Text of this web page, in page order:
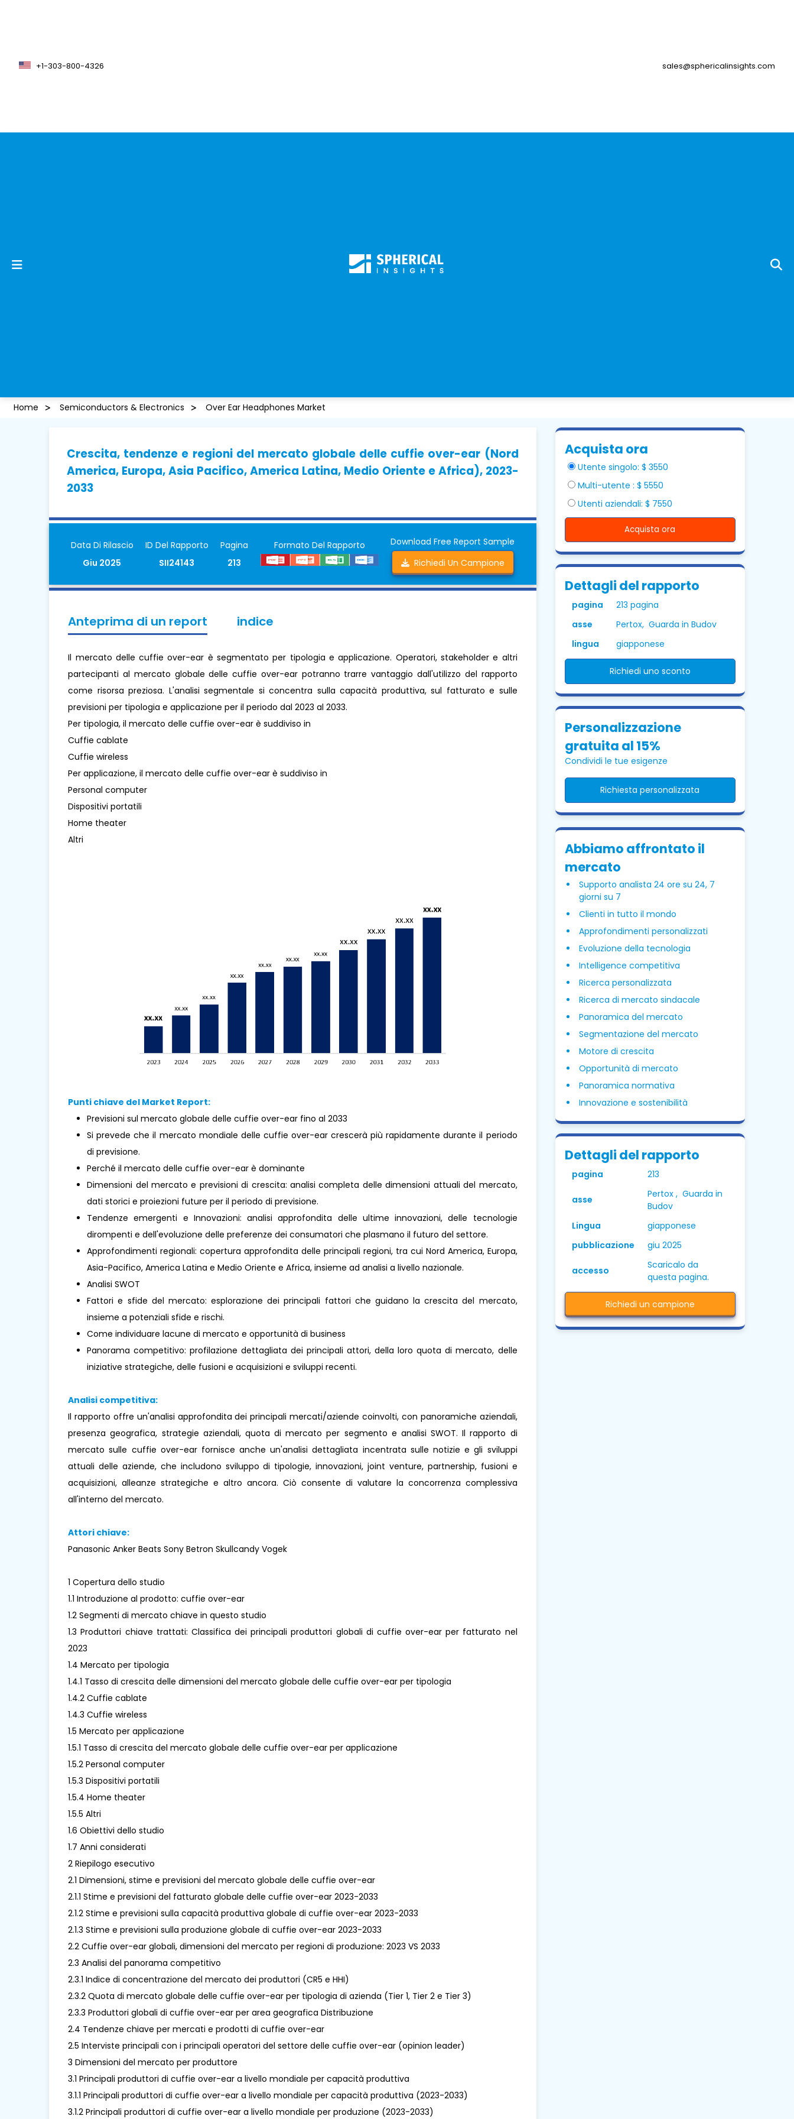
+1-303-800-4326 sales@sphericalinsights.com
Home Semiconductors & Electronics Over Ear Headphones Market
Crescita, tendenze e regioni del mercato globale delle cuffie over-ear (Nord
America, Europa, Asia Pacifico, America Latina, Medio Oriente e Africa), 2023-
2033
Data Di Rilascio
Giu 2025
ID Del Rapporto
SII24143
Pagina
213
Formato Del Rapporto
Download Free Report Sample
Richiedi Un Campione
Anteprima di un report indice
Il mercato delle cuffie over-ear è segmentato per tipologia e applicazione. Operatori, stakeholder e altri
partecipanti al mercato globale delle cuffie over-ear potranno trarre vantaggio dall'utilizzo del rapporto
come risorsa preziosa. L'analisi segmentale si concentra sulla capacità produttiva, sul fatturato e sulle
previsioni per tipologia e applicazione per il periodo dal 2023 al 2033.
Per tipologia, il mercato delle cuffie over-ear è suddiviso in
Cuffie cablate
Cuffie wireless
Per applicazione, il mercato delle cuffie over-ear è suddiviso in
Personal computer
Dispositivi portatili
Home theater
Altri
Punti chiave del Market Report:
Previsioni sul mercato globale delle cuffie over-ear fino al 2033
Si prevede che il mercato mondiale delle cuffie over-ear crescerà più rapidamente durante il periodo
di previsione.
Perché il mercato delle cuffie over-ear è dominante
Dimensioni del mercato e previsioni di crescita: analisi completa delle dimensioni attuali del mercato,
dati storici e proiezioni future per il periodo di previsione.
Tendenze emergenti e Innovazioni: analisi approfondita delle ultime innovazioni, delle tecnologie
dirompenti e dell'evoluzione delle preferenze dei consumatori che plasmano il futuro del settore.
Approfondimenti regionali: copertura approfondita delle principali regioni, tra cui Nord America, Europa,
Asia-Pacifico, America Latina e Medio Oriente e Africa, insieme ad analisi a livello nazionale.
Analisi SWOT
Fattori e sfide del mercato: esplorazione dei principali fattori che guidano la crescita del mercato,
insieme a potenziali sfide e rischi.
Come individuare lacune di mercato e opportunità di business
Panorama competitivo: profilazione dettagliata dei principali attori, della loro quota di mercato, delle
iniziative strategiche, delle fusioni e acquisizioni e sviluppi recenti.
Analisi competitiva:
Il rapporto offre un'analisi approfondita dei principali mercati/aziende coinvolti, con panoramiche aziendali,
presenza geografica, strategie aziendali, quota di mercato per segmento e analisi SWOT. Il rapporto di
mercato sulle cuffie over-ear fornisce anche un'analisi dettagliata incentrata sulle notizie e gli sviluppi
attuali delle aziende, che includono sviluppo di tipologie, innovazioni, joint venture, partnership, fusioni e
acquisizioni, alleanze strategiche e altro ancora. Ciò consente di valutare la concorrenza complessiva
all'interno del mercato.
Attori chiave:
Panasonic Anker Beats Sony Betron Skullcandy Vogek
1 Copertura dello studio
1.1 Introduzione al prodotto: cuffie over-ear
1.2 Segmenti di mercato chiave in questo studio
1.3 Produttori chiave trattati: Classifica dei principali produttori globali di cuffie over-ear per fatturato nel
2023
1.4 Mercato per tipologia
1.4.1 Tasso di crescita delle dimensioni del mercato globale delle cuffie over-ear per tipologia
1.4.2 Cuffie cablate
1.4.3 Cuffie wireless
1.5 Mercato per applicazione
1.5.1 Tasso di crescita del mercato globale delle cuffie over-ear per applicazione
1.5.2 Personal computer
1.5.3 Dispositivi portatili
1.5.4 Home theater
1.5.5 Altri
1.6 Obiettivi dello studio
1.7 Anni considerati
2 Riepilogo esecutivo
2.1 Dimensioni, stime e previsioni del mercato globale delle cuffie over-ear
2.1.1 Stime e previsioni del fatturato globale delle cuffie over-ear 2023-2033
2.1.2 Stime e previsioni sulla capacità produttiva globale di cuffie over-ear 2023-2033
2.1.3 Stime e previsioni sulla produzione globale di cuffie over-ear 2023-2033
2.2 Cuffie over-ear globali, dimensioni del mercato per regioni di produzione: 2023 VS 2033
2.3 Analisi del panorama competitivo
2.3.1 Indice di concentrazione del mercato dei produttori (CR5 e HHI)
2.3.2 Quota di mercato globale delle cuffie over-ear per tipologia di azienda (Tier 1, Tier 2 e Tier 3)
2.3.3 Produttori globali di cuffie over-ear per area geografica Distribuzione
2.4 Tendenze chiave per mercati e prodotti di cuffie over-ear
2.5 Interviste principali con i principali operatori del settore delle cuffie over-ear (opinion leader)
3 Dimensioni del mercato per produttore
3.1 Principali produttori di cuffie over-ear a livello mondiale per capacità produttiva
3.1.1 Principali produttori di cuffie over-ear a livello mondiale per capacità produttiva (2023-2033)
3.1.2 Principali produttori di cuffie over-ear a livello mondiale per produzione (2023-2033)
Acquista ora
Utente singolo: $ 3550
Multi-utente : $ 5550
Utenti aziendali: $ 7550
Acquista ora
Dettagli del rapporto
pagina
213 pagina
asse
Pertox, Guarda in Budov
lingua
giapponese
Richiedi uno sconto
Personalizzazione
gratuita al 15%
Condividi le tue esigenze
Richiesta personalizzata
Abbiamo affrontato il
mercato
Supporto analista 24 ore su 24, 7
giorni su 7
Clienti in tutto il mondo
Approfondimenti personalizzati
Evoluzione della tecnologia
Intelligence competitiva
Ricerca personalizzata
Ricerca di mercato sindacale
Panoramica del mercato
Segmentazione del mercato
Motore di crescita
Opportunità di mercato
Panoramica normativa
Innovazione e sostenibilità
Dettagli del rapporto
pagina 213
asse
Pertox , Guarda in
Budov
Lingua
giapponese
pubblicazione
giu 2025
accesso
Scaricalo da
questa pagina.
Richiedi un campione